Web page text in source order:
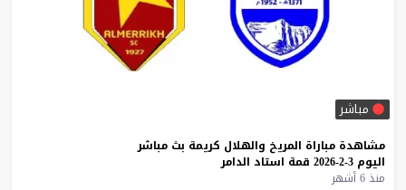
مباشر
مشاهدة مباراة المريخ والهلال كريمة بث مباشر
اليوم 3-2-2026 قمة استاد الدامر
منذ 6 أشهر